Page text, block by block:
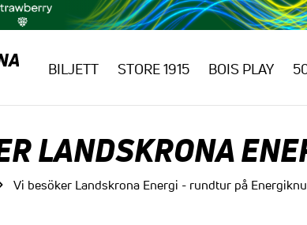
BILJETT STORE 1915 BOIS PLAY
LANDSKRONA
Vi besöker Landskrona Energi - rundtur på